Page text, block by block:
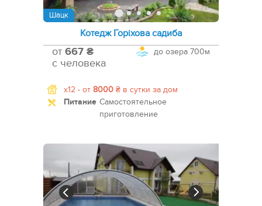
Шацк
Котедж Горіхова садиба
до озера 700м
от 667 ₴
с человека
x12 - от 8000 ₴ в сутки за дом
Питание Самостоятельное
приготовление